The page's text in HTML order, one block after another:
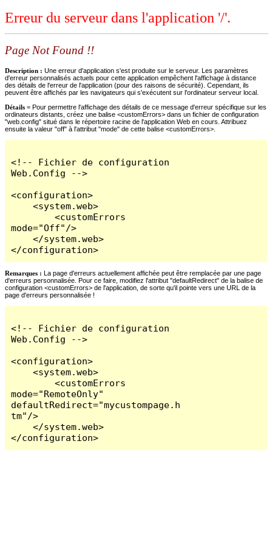
Erreur du serveur dans l'application '/'.
Page Not Found !!
Description : Une erreur d'application s'est produite sur le serveur. Les paramètres
d'erreur personnalisés actuels pour cette application empêchent l'affichage à distance
des détails de l'erreur de l'application (pour des raisons de sécurité). Cependant, ils
peuvent être affichés par les navigateurs qui s'exécutent sur l'ordinateur serveur local.
Détails = Pour permettre l'affichage des détails de ce message d'erreur spécifique sur les
ordinateurs distants, créez une balise <customErrors> dans un fichier de configuration
"web.config" situé dans le répertoire racine de l'application Web en cours. Attribuez
ensuite la valeur "off" à l'attribut "mode" de cette balise <customErrors>.
<!-- Fichier de configuration
Web.Config -->
<configuration>
    <system.web>
        <customErrors
mode="Off"/>
    </system.web>
</configuration>
Remarques : La page d'erreurs actuellement affichée peut être remplacée par une page
d'erreurs personnalisée. Pour ce faire, modifiez l'attribut "defaultRedirect" de la balise de
configuration <customErrors> de l'application, de sorte qu'il pointe vers une URL de la
page d'erreurs personnalisée !
<!-- Fichier de configuration
Web.Config -->
<configuration>
    <system.web>
        <customErrors
mode="RemoteOnly"
defaultRedirect="mycustompage.h
tm"/>
    </system.web>
</configuration>